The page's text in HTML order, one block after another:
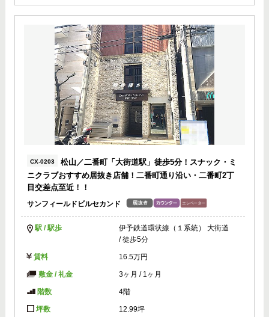
CX-0203
松山／二番町「大街道駅」徒歩5分！スナック・ミ
ニクラブおすすめ居抜き店舗！二番町通り沿い・二番町2丁
目交差点至近！！
サンフィールドビルセカンド
駅 / 駅歩
伊予鉄道環状線（１系統） 大街道
/ 徒歩5分
賃料 16.5万円
敷金 / 礼金 3ヶ月 / 1ヶ月
階数 4階
坪数 12.99坪